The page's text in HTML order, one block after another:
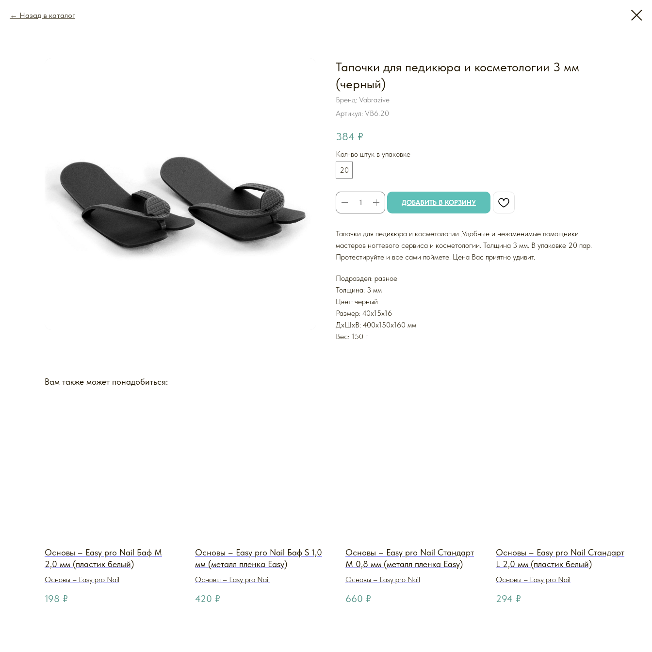
Назад в каталог
Тапочки для педикюра и косметологии 3 мм
(черный)
Бренд: Vabrazive
Артикул: VB6.20
384 ₽
Кол-во штук в упаковке
20
ДОБАВИТЬ В КОРЗИНУ
Тапочки для педикюра и косметологии .Удобные и незаменимые помощники
мастеров ногтевого сервиса и косметологии. Толщина 3 мм. В упаковке 20 пар.
Протестируйте и все сами поймете. Цена Вас приятно удивит.
Подраздел: разное
Толщина: 3 мм
Цвет: черный
Размер: 40x15x16
ДxШxВ: 400x150x160 мм
Вес: 150 г
Вам также может понадобиться:
Основы – Easy pro Nail Баф M
2,0 мм (пластик белый)
Основы – Easy pro Nail
198 ₽
Основы – Easy pro Nail Баф S 1,0
мм (металл пленка Easy)
Основы – Easy pro Nail
420 ₽
Основы – Easy pro Nail Стандарт
M 0,8 мм (металл пленка Easy)
Основы – Easy pro Nail
660 ₽
Основы – Easy pro Nail Стандарт
L 2,0 мм (пластик белый)
Основы – Easy pro Nail
294 ₽